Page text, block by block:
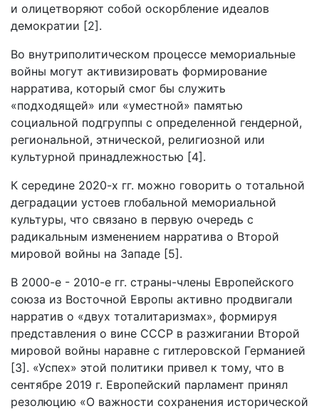
и олицетворяют собой оскорбление идеалов
демократии [2].
Во внутриполитическом процессе мемориальные
войны могут активизировать формирование
нарратива, который смог бы служить
«подходящей» или «уместной» памятью
социальной подгруппы с определенной гендерной,
региональной, этнической, религиозной или
культурной принадлежностью [4].
К середине 2020-х гг. можно говорить о тотальной
деградации устоев глобальной мемориальной
культуры, что связано в первую очередь с
радикальным изменением нарратива о Второй
мировой войны на Западе [5].
В 2000-е - 2010-е гг. страны-члены Европейского
союза из Восточной Европы активно продвигали
нарратив о «двух тоталитаризмах», формируя
представления о вине СССР в разжигании Второй
мировой войны наравне с гитлеровской Германией
[3]. «Успех» этой политики привел к тому, что в
сентябре 2019 г. Европейский парламент принял
резолюцию «О важности сохранения исторической